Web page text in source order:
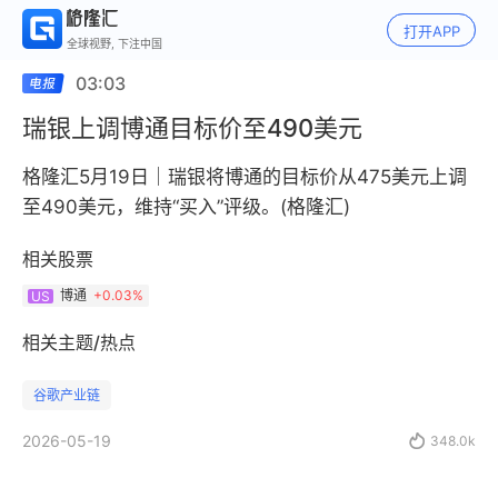
全球视野, 下注中国
打开APP
03:03
瑞银上调博通目标价至490美元
格隆汇5月19日｜瑞银将博通的目标价从475美元上调
至490美元，维持“买入”评级。(格隆汇)
相关股票
US 博通 +0.03%
相关主题/热点
谷歌产业链
2026-05-19  348.0k